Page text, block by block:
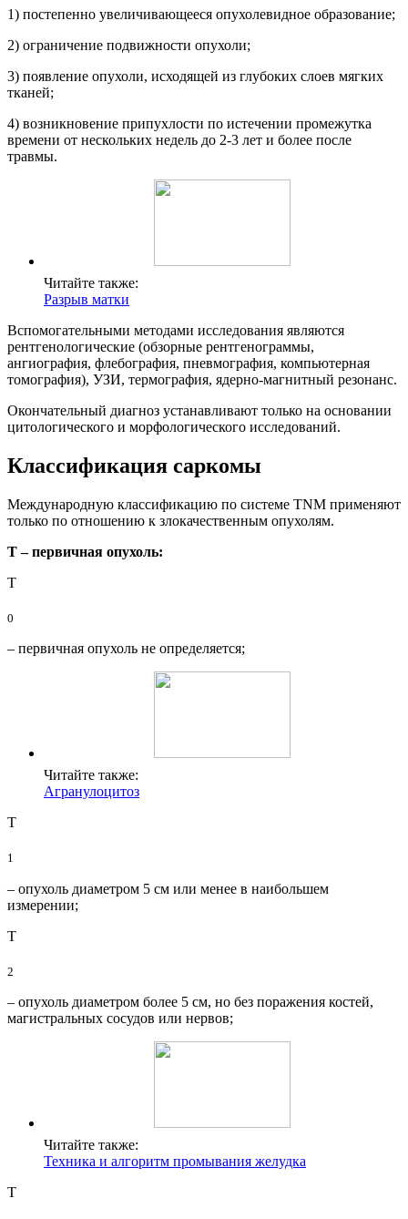
1) постепенно увеличивающееся опухолевидное образование;
2) ограничение подвижности опухоли;
3) появление опухоли, исходящей из глубоких слоев мягких
тканей;
4) возникновение припухлости по истечении промежутка
времени от нескольких недель до 2-3 лет и более после
травмы.
Читайте также:
Разрыв матки
Вспомогательными методами исследования являются
рентгенологические (обзорные рентгенограммы,
ангиография, флебография, пневмография, компьютерная
томография), УЗИ, термография, ядерно-магнитный резонанс.
Окончательный диагноз устанавливают только на основании
цитологического и морфологического исследований.
Классификация саркомы
Международную классификацию по системе TNM применяют
только по отношению к злокачественным опухолям.
Т – первичная опухоль:
Т
0
– первичная опухоль не определяется;
Читайте также:
Агранулоцитоз
T
1
– опухоль диаметром 5 см или менее в наибольшем
измерении;
Т
2
– опухоль диаметром более 5 см, но без поражения костей,
магистральных сосудов или нервов;
Читайте также:
Техника и алгоритм промывания желудка
Т